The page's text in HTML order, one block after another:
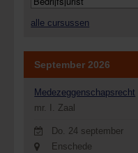
alle cursussen
September 2026
Medezeggenschapsrecht
mr. I. Zaal
Do. 24 september
Enschede